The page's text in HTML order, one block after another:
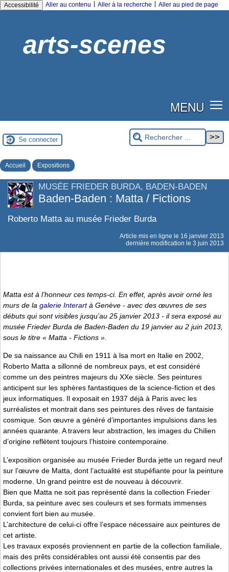
Accessibilité Aller au contenu Aller à la recherche Aller au pied de page
arts-scenes
MENU
Se connecter
Accueil Expositions
MUSÉE FRIEDER BURDA, BADEN-BADEN
Baden-Baden : Matta / Fictions
Roberto Matta au musée Frieder Burda
Article mis en ligne le 16 janvier 2013
dernière modification le 3 juin 2013
Matta est à l’honneur ces temps-ci. En effet, après avoir orné les
murs de la galerie Interartà Genève - avec des œuvres de ses
débuts qui sont visibles jusqu’au 25 janvier 2013 - il sera exposé au
musée Frieder Burda de Baden-Baden du 19 janvier au 2 juin 2013,
sous le titre « Matta - Fictions ».
De sa naissance au Chili en 1911 à lsa mort en Italie en 2002,
Roberto Matta a sillonné de nombreux pays, et est considéré
comme un des peintres majeurs du XXe siècle. Ses peintures
anticipent sur les sphères fantastiques de la science-fiction et des
jeux informatiques. Il exposait en 1937 déjà à Paris avec les
surréalistes et montrait dans ses peintures des rêves de fantaisie
cosmique. Son œuvre a généré d’importantes impulsions dans les
années quarante. A travers leur abstraction, les images du Chilien
d’origine reflètent toujours l’histoire contemporaine.
L’exposition organisée au musée Frieder Burda jette un regard neuf
sur l’œuvre de Matta, dont l’actualité est stupéfiante pour la peinture
moderne. Un grand peintre est de nouveau à découvrir.
Bien que Matta ne soit pas représenté dans la collection Frieder
Burda, sa peinture avec ses couleurs et ses formats immenses
convient fort bien au musée.
L’architecture de celui-ci offre l’espace nécessaire aux peintures de
cet artiste.
Les travaux exposés proviennent en partie de la collection familiale,
mais des prêts considérables ont aussi été consentis par des
collections privées internationales et des musées, entre autres la